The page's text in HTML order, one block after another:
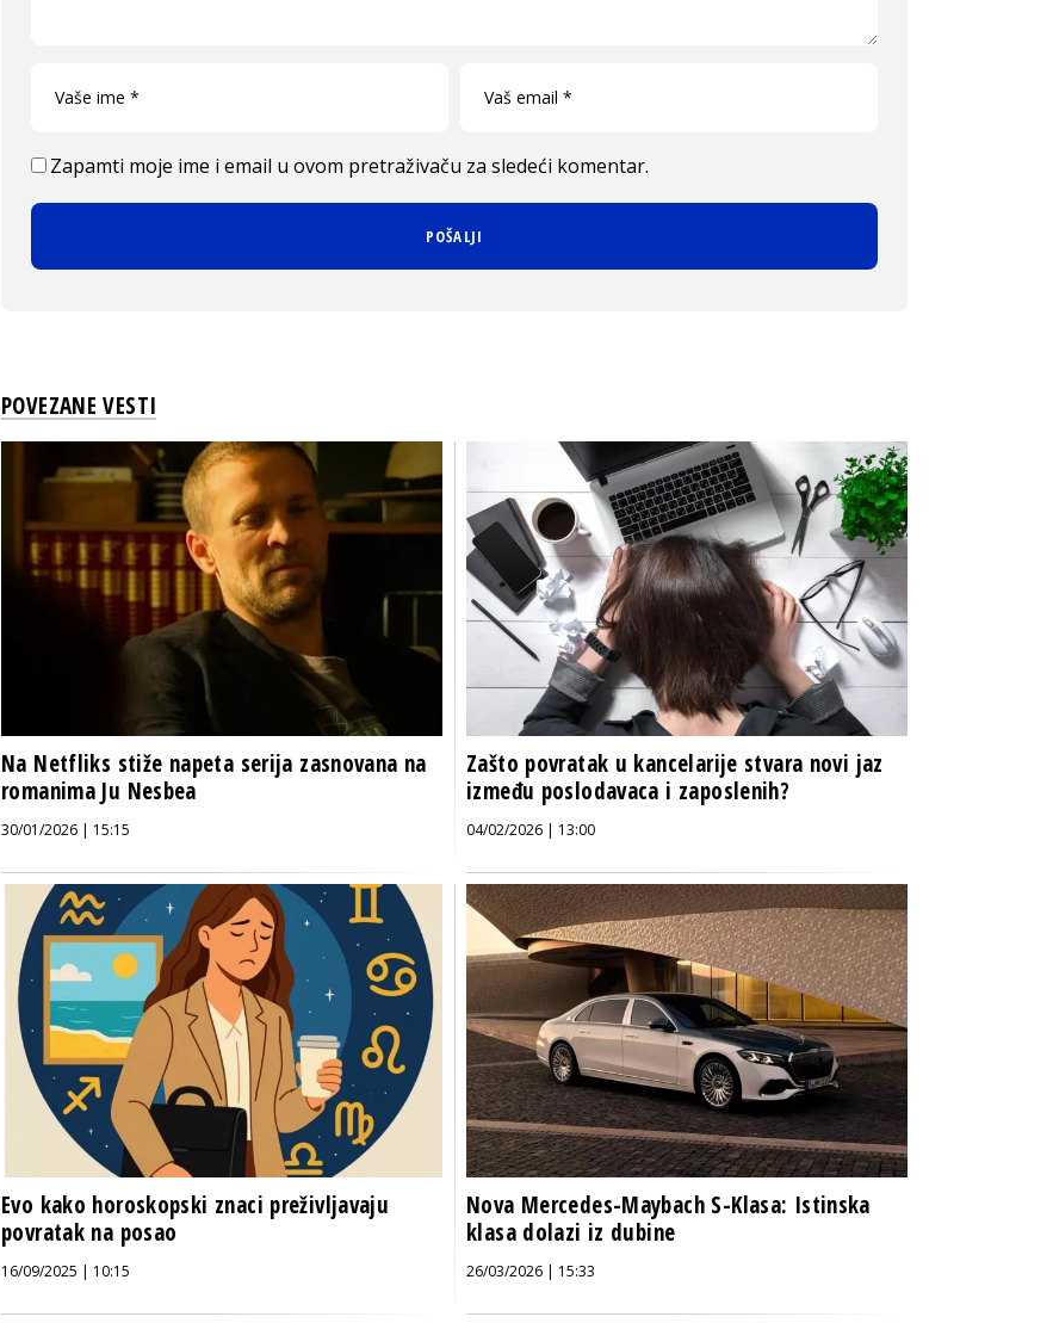
Zapamti moje ime i email u ovom pretraživaču za sledeći komentar.
POVEZANE VESTI
Na Netfliks stiže napeta serija zasnovana na
romanima Ju Nesbea
30/01/2026 | 15:15
Zašto povratak u kancelarije stvara novi jaz
između poslodavaca i zaposlenih?
04/02/2026 | 13:00
Evo kako horoskopski znaci preživljavaju
povratak na posao
16/09/2025 | 10:15
Nova Mercedes-Maybach S-Klasa: Istinska
klasa dolazi iz dubine
26/03/2026 | 15:33